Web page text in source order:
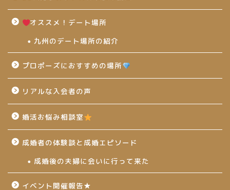
オススメ！デート場所
九州のデート場所の紹介
プロポーズにおすすめの場所
リアルな入会者の声
婚活お悩み相談室
成婚者の体験談と成婚エピソード
成婚後の夫婦に会いに行って来た
イベント開催報告★